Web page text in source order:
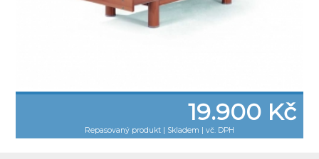
19.900 Kč
Repasovaný produkt | Skladem | vč. DPH